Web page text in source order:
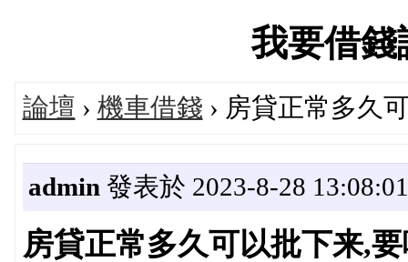
我要借
論壇 › 機車借錢 › 房貸正常多久
admin 發表於 2023-8-28 13:08:01
房貸正常多久可以批下来,